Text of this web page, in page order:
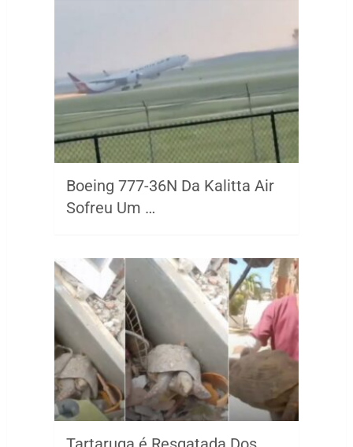
Boeing 777-36N Da Kalitta Air
Sofreu Um …